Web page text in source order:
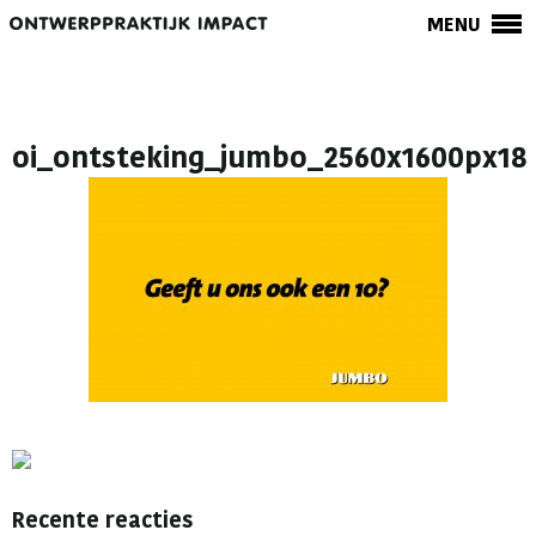
MENU
oi_ontsteking_jumbo_2560x1600px18
Recente reacties